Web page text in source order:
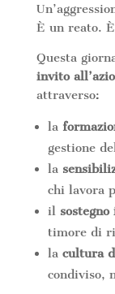
È un reato.
Questa
invito
attraverso:
la
gestione
la
chi lavora
il
timore di
la cultura
condiviso,